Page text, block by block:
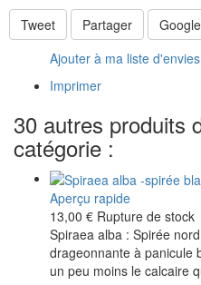
Tweet
Partager
Ajouter à ma liste d'envies
Imprimer
30 autres produits
catégorie :
Aperçu rapide
13,00 € Rupture de stock
Spiraea alba : Spirée
drageonnante à panicule
un peu moins le calcaire